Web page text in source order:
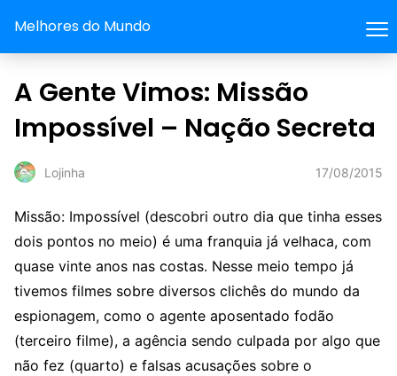
Melhores do Mundo
A Gente Vimos: Missão
Impossível – Nação Secreta
Lojinha 17/08/2015
Missão: Impossível (descobri outro dia que tinha esses
dois pontos no meio) é uma franquia já velhaca, com
quase vinte anos nas costas. Nesse meio tempo já
tivemos filmes sobre diversos clichês do mundo da
espionagem, como o agente aposentado fodão
(terceiro filme), a agência sendo culpada por algo que
não fez (quarto) e falsas acusações sobre o